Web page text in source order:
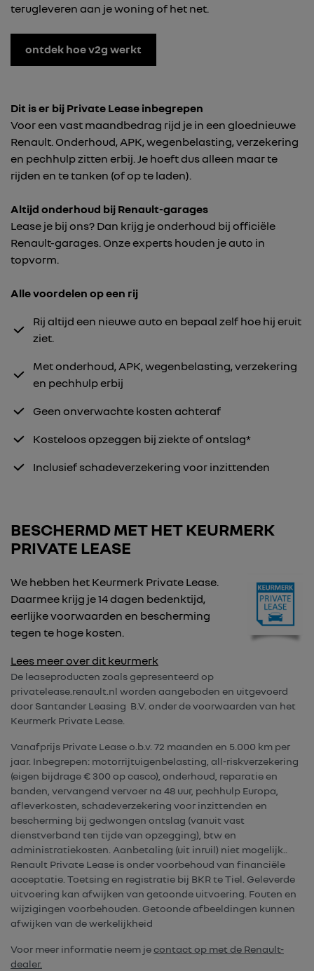
terugleveren aan je woning of het net.
ontdek hoe v2g werkt
Dit is er bij Private Lease inbegrepen
Voor een vast maandbedrag rijd je in een gloednieuwe
Renault. Onderhoud, APK, wegenbelasting, verzekering
en pechhulp zitten erbij. Je hoeft dus alleen maar te
rijden en te tanken (of op te laden).
Altijd onderhoud bij Renault-garages
Lease je bij ons? Dan krijg je onderhoud bij officiële
Renault-garages. Onze experts houden je auto in
topvorm.
Alle voordelen op een rij
Rij altijd een nieuwe auto en bepaal zelf hoe hij eruit
ziet.
Met onderhoud, APK, wegenbelasting, verzekering
en pechhulp erbij
Geen onverwachte kosten achteraf
Kosteloos opzeggen bij ziekte of ontslag*
Inclusief schadeverzekering voor inzittenden
BESCHERMD MET HET KEURMERK
PRIVATE LEASE
We hebben het Keurmerk Private Lease.
Daarmee krijg je 14 dagen bedenktijd,
eerlijke voorwaarden en bescherming
tegen te hoge kosten.
Lees meer over dit keurmerk
De leaseproducten zoals gepresenteerd op
privatelease.renault.nl worden aangeboden en uitgevoerd
door Santander Leasing B.V. onder de voorwaarden van het
Keurmerk Private Lease.
Vanafprijs Private Lease o.b.v. 72 maanden en 5.000 km per
jaar. Inbegrepen: motorrijtuigenbelasting, all-riskverzekering
(eigen bijdrage € 300 op casco), onderhoud, reparatie en
banden, vervangend vervoer na 48 uur, pechhulp Europa,
afleverkosten, schadeverzekering voor inzittenden en
bescherming bij gedwongen ontslag (vanuit vast
dienstverband ten tijde van opzegging), btw en
administratiekosten. Aanbetaling (uit inruil) niet mogelijk..
Renault Private Lease is onder voorbehoud van financiële
acceptatie. Toetsing en registratie bij BKR te Tiel. Geleverde
uitvoering kan afwijken van getoonde uitvoering. Fouten en
wijzigingen voorbehouden. Getoonde afbeeldingen kunnen
afwijken van de werkelijkheid
Voor meer informatie neem jecontact op met de Renault-
dealer.